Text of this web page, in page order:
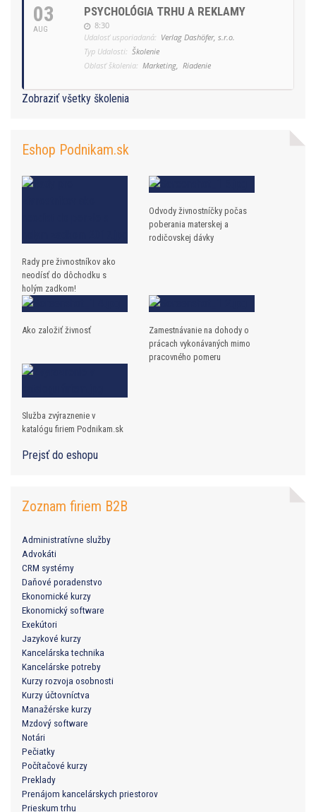
03
AUG
PSYCHOLÓGIA TRHU A REKLAMY
8:30
Udalosť usporiadaná: Verlag Dashöfer, s.r.o.
Typ Udalosti: Školenie
Oblasť školenia: Marketing, Riadenie
Zobraziť všetky školenia
Eshop Podnikam.sk
Rady pre živnostníkov ako
neodísť do dôchodku s
holým zadkom!
Odvody živnostníčky počas
poberania materskej a
rodičovskej dávky
Ako založiť živnosť
Zamestnávanie na dohody o
prácach vykonávaných mimo
pracovného pomeru
Služba zvýraznenie v
katalógu firiem Podnikam.sk
Prejsť do eshopu
Zoznam firiem B2B
Administratívne služby
Advokáti
CRM systémy
Daňové poradenstvo
Ekonomické kurzy
Ekonomický software
Exekútori
Jazykové kurzy
Kancelárska technika
Kancelárske potreby
Kurzy rozvoja osobnosti
Kurzy účtovníctva
Manažérske kurzy
Mzdový software
Notári
Pečiatky
Počítačové kurzy
Preklady
Prenájom kancelárskych priestorov
Prieskum trhu